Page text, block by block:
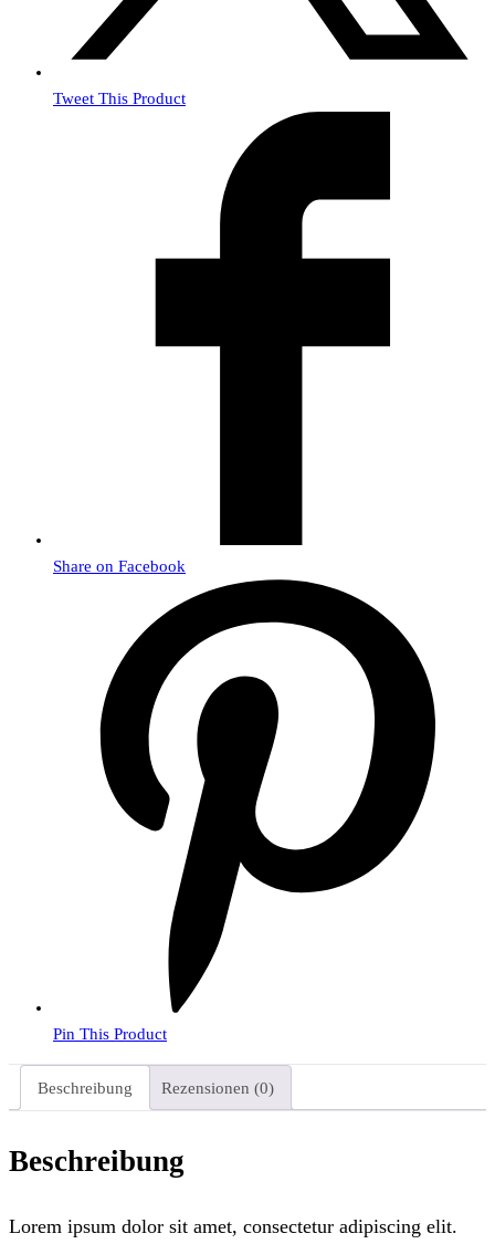
Tweet This Product
Share on Facebook
Pin This Product
Beschreibung Rezensionen (0)
Beschreibung
Lorem ipsum dolor sit amet, consectetur adipiscing elit.